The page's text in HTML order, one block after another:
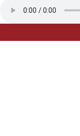
sämtliche
usw. gefertigt.